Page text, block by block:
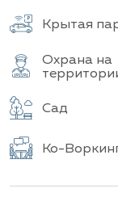
Крытая
Охрана на
Сад
Ко-